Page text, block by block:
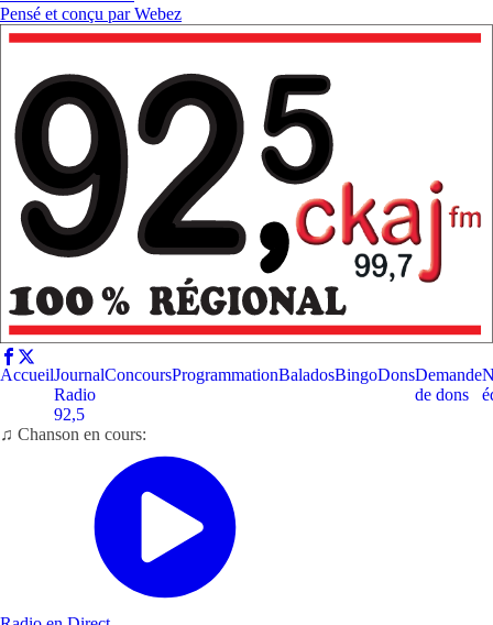
Pensé et conçu parWebez
AccueilJournal
Radio
92,5
ConcoursProgrammationBaladosBingoDonsDemande
de dons
♫ Chanson en cours: